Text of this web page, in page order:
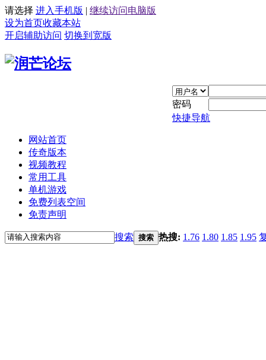
请选择 进入手机版 | 继续访问电脑版
设为首页收藏本站
开启辅助访问 切换到宽版
密码
快捷导航
网站首页
传奇版本
视频教程
常用工具
单机游戏
免费列表空间
免责声明
搜索 搜索 热搜: 1.76 1.80 1.85 1.95